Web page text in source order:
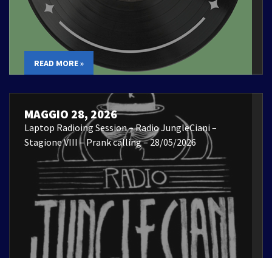
READ MORE »
MAGGIO 28, 2026
Laptop Radioing Session – Radio JungleCiani –
Stagione VIII – Prank calling – 28/05/2026